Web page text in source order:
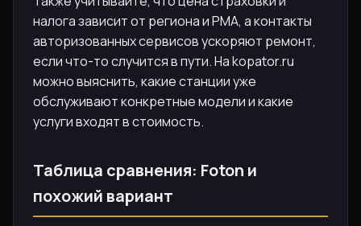
налога зависит от региона и РМА, а контакты
авторизованных сервисов ускоряют ремонт,
если что-то случится в пути. На kopator.ru
можно выяснить, какие станции уже
обслуживают конкретные модели и какие
услуги входят в стоимость.
Таблица сравнения: Foton и
похожий вариант